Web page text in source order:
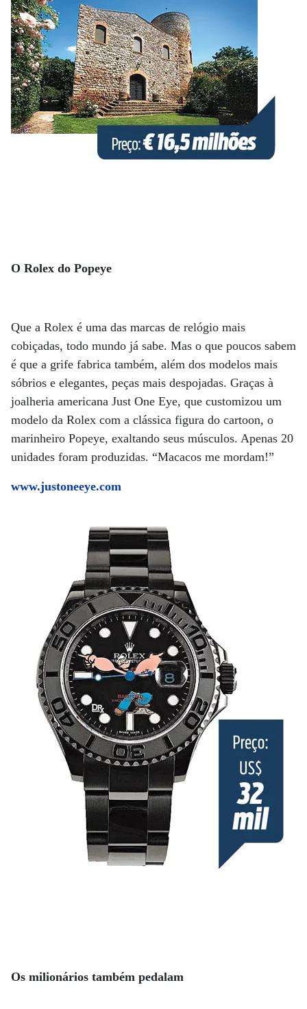
O Rolex do Popeye
Que a Rolex é uma das marcas de relógio mais
cobiçadas, todo mundo já sabe. Mas o que poucos sabem
é que a grife fabrica também, além dos modelos mais
sóbrios e elegantes, peças mais despojadas. Graças à
joalheria americana Just One Eye, que customizou um
modelo da Rolex com a clássica figura do cartoon, o
marinheiro Popeye, exaltando seus músculos. Apenas 20
unidades foram produzidas. “Macacos me mordam!”
www.justoneeye.com
Os milionários também pedalam